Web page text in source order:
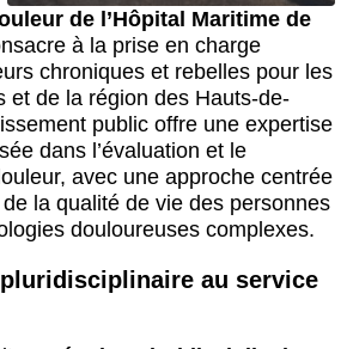
de l’Hôpital Maritime de
à la prise en charge
chroniques et rebelles pour les
et de la région des Hauts-de-
public offre une expertise
dans l’évaluation et le
avec une approche centrée
de la qualité de vie des personnes
douloureuses complexes.
au service